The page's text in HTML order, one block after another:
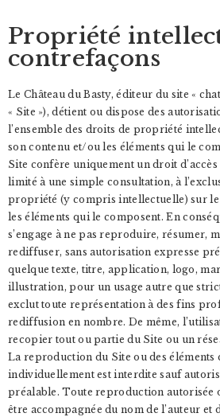
Propriété
contrefaçons
Le Château du Basty, éditeur du site «
« Site »), détient ou dispose des
l’ensemble des droits de propriété
son contenu et/ou les éléments qui le
Site confère uniquement un droit
limité à une simple consultation, à
propriété (y compris intellectuelle) sur
les éléments qui le composent. En
s’engage à ne pas reproduire, résumer,
rediffuser, sans autorisation expresse
quelque texte, titre, application, logo,
illustration, pour un usage autre que
exclut toute représentation à des fins
rediffusion en nombre. De même,
recopier tout ou partie du Site ou un
La reproduction du Site ou des éléments
individuellement est interdite sauf
préalable. Toute reproduction autorisée
être accompagnée du nom de l’auteur et